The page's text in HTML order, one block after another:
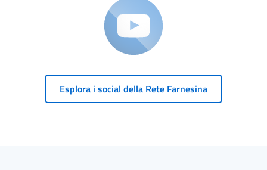
Esplora i social della Rete Farnesina